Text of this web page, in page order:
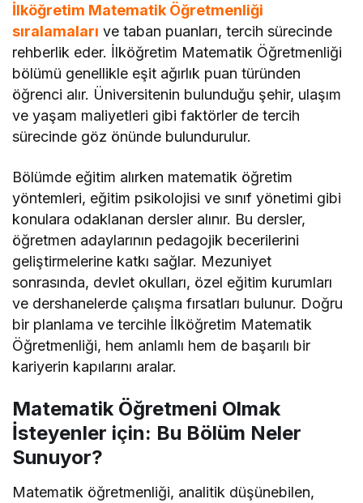
İlköğretim Matematik Öğretmenliği
sıralamaları ve taban puanları, tercih sürecinde
rehberlik eder. İlköğretim Matematik Öğretmenliği
bölümü genellikle eşit ağırlık puan türünden
öğrenci alır. Üniversitenin bulunduğu şehir, ulaşım
ve yaşam maliyetleri gibi faktörler de tercih
sürecinde göz önünde bulundurulur.
Bölümde eğitim alırken matematik öğretim
yöntemleri, eğitim psikolojisi ve sınıf yönetimi gibi
konulara odaklanan dersler alınır. Bu dersler,
öğretmen adaylarının pedagojik becerilerini
geliştirmelerine katkı sağlar. Mezuniyet
sonrasında, devlet okulları, özel eğitim kurumları
ve dershanelerde çalışma fırsatları bulunur. Doğru
bir planlama ve tercihle İlköğretim Matematik
Öğretmenliği, hem anlamlı hem de başarılı bir
kariyerin kapılarını aralar.
Matematik Öğretmeni Olmak
İsteyenler için: Bu Bölüm Neler
Sunuyor?
Matematik öğretmenliği, analitik düşünebilen,